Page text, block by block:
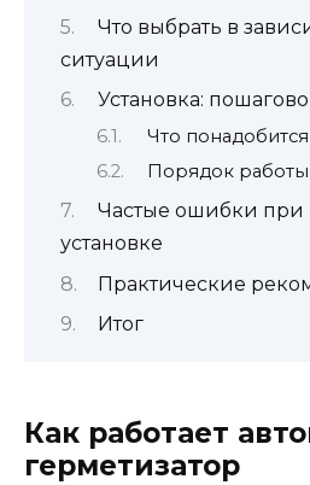
Что выбрать в
ситуации
Установка: пошагово
Что понадобится
Порядок работы
Частые ошибки при
установке
Практические
Итог
Как работает
герметизатор